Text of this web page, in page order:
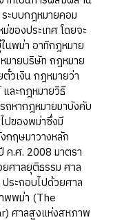
ะบบกฎหมายคอม
องประเทศ โดยจะ
นพม่า อาทิกฎหมาย
มายบริษัท กฎหมาย
เงิน กฎหมายว่า
ละกฎหมายวิธี
หากฎหมายมาบังคับ
ปของพม่าซึ่งมี
กฤษมาวางหลัก
.ศ. 2008 มาตรา
ศาลยุติธรรม ศาล
ระกอบไปด้วยศาล
พพม่า (The
ศาลสูงแห่งสหภาพ